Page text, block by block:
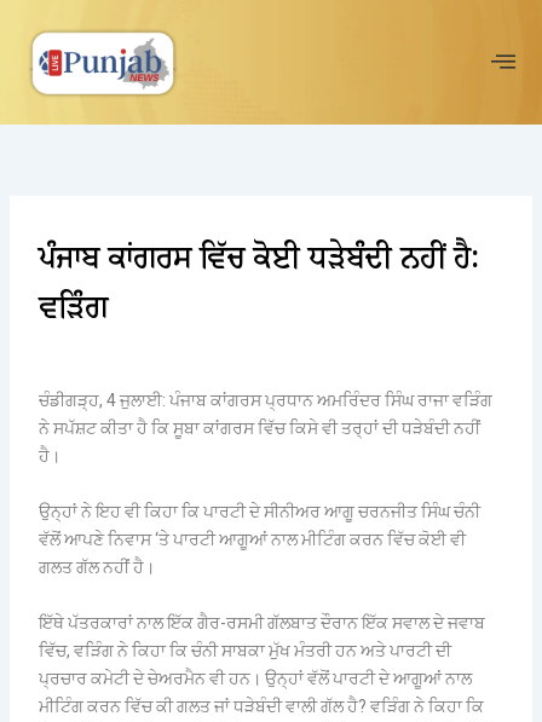
content
ਪੰਜਾਬ ਕਾਂਗਰਸ ਵਿੱਚ ਕੋਈ ਧੜੇਬੰਦੀ ਨਹੀਂ ਹੈ:
ਵੜਿੰਗ
ਚੰਡੀਗੜ੍ਹ, 4 ਜੁਲਾਈ: ਪੰਜਾਬ ਕਾਂਗਰਸ ਪ੍ਰਧਾਨ ਅਮਰਿੰਦਰ ਸਿੰਘ ਰਾਜਾ ਵੜਿੰਗ
ਨੇ ਸਪੱਸ਼ਟ ਕੀਤਾ ਹੈ ਕਿ ਸੂਬਾ ਕਾਂਗਰਸ ਵਿੱਚ ਕਿਸੇ ਵੀ ਤਰ੍ਹਾਂ ਦੀ ਧੜੇਬੰਦੀ ਨਹੀਂ
ਹੈ।
ਉਨ੍ਹਾਂ ਨੇ ਇਹ ਵੀ ਕਿਹਾ ਕਿ ਪਾਰਟੀ ਦੇ ਸੀਨੀਅਰ ਆਗੂ ਚਰਨਜੀਤ ਸਿੰਘ ਚੰਨੀ
ਵੱਲੋਂ ਆਪਣੇ ਨਿਵਾਸ ‘ਤੇ ਪਾਰਟੀ ਆਗੂਆਂ ਨਾਲ ਮੀਟਿੰਗ ਕਰਨ ਵਿੱਚ ਕੋਈ ਵੀ
ਗਲਤ ਗੱਲ ਨਹੀਂ ਹੈ।
ਇੱਥੇ ਪੱਤਰਕਾਰਾਂ ਨਾਲ ਇੱਕ ਗੈਰ-ਰਸਮੀ ਗੱਲਬਾਤ ਦੌਰਾਨ ਇੱਕ ਸਵਾਲ ਦੇ ਜਵਾਬ
ਵਿੱਚ, ਵੜਿੰਗ ਨੇ ਕਿਹਾ ਕਿ ਚੰਨੀ ਸਾਬਕਾ ਮੁੱਖ ਮੰਤਰੀ ਹਨ ਅਤੇ ਪਾਰਟੀ ਦੀ
ਪ੍ਰਚਾਰ ਕਮੇਟੀ ਦੇ ਚੇਅਰਮੈਨ ਵੀ ਹਨ। ਉਨ੍ਹਾਂ ਵੱਲੋਂ ਪਾਰਟੀ ਦੇ ਆਗੂਆਂ ਨਾਲ
ਮੀਟਿੰਗ ਕਰਨ ਵਿੱਚ ਕੀ ਗਲਤ ਜਾਂ ਧੜੇਬੰਦੀ ਵਾਲੀ ਗੱਲ ਹੈ? ਵੜਿੰਗ ਨੇ ਕਿਹਾ ਕਿ